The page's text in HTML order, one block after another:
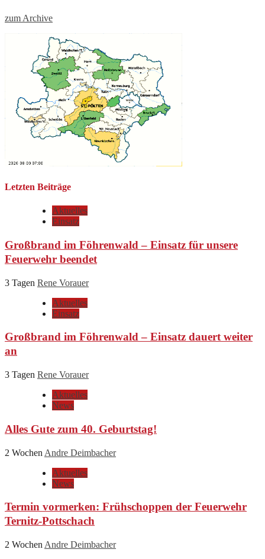
zum Archive
Letzten Beiträge
Aktuelles
Einsatz
Großbrand im Föhrenwald – Einsatz für unsere
Feuerwehr beendet
3 Tagen Rene Vorauer
Aktuelles
Einsatz
Großbrand im Föhrenwald – Einsatz dauert weiter
an
3 Tagen Rene Vorauer
Aktuelles
News
Alles Gute zum 40. Geburtstag!
2 Wochen Andre Deimbacher
Aktuelles
News
Termin vormerken: Frühschoppen der Feuerwehr
Ternitz-Pottschach
2 Wochen Andre Deimbacher